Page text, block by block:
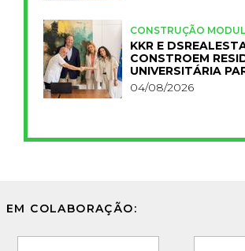
CONSTRUÇÃO
KKR E
CONSTROEM
UNIVERSITÁRIA
FCT
04/08/2026
EM COLABORAÇÃO: